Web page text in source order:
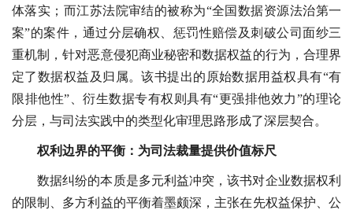
体落实；而江苏法院审结的被称为“全国数据资源法治第一
案”的案件，通过分层确权、惩罚性赔偿及刺破公司面纱三
重机制，针对恶意侵犯商业秘密和数据权益的行为，合理界
定了数据权益及归属。该书提出的原始数据用益权具有“有
限排他性”、衍生数据专有权则具有“更强排他效力”的理论
分层，与司法实践中的类型化审理思路形成了深层契合。
权利边界的平衡：为司法裁量提供价值标尺
数据纠纷的本质是多元利益冲突，该书对企业数据权利
的限制、多方利益的平衡着墨颇深，主张在先权益保护、公